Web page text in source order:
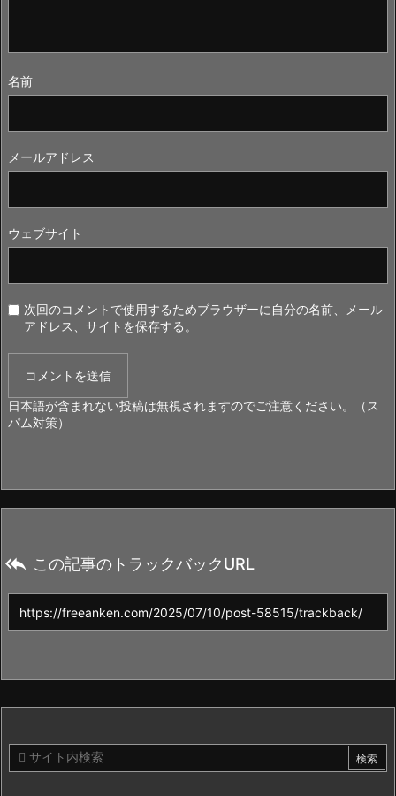
名前
メールアドレス
ウェブサイト
次回のコメントで使用するためブラウザーに自分の名前、メール
アドレス、サイトを保存する。
日本語が含まれない投稿は無視されますのでご注意ください。（ス
パム対策）
 この記事のトラックバックURL